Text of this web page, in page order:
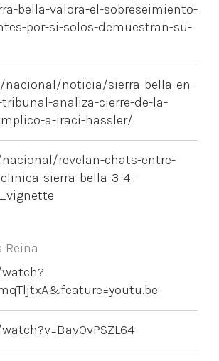
bella-valora-el-sobreseimiento-
por-si-solos-demuestran-su-
nacional/noticia/sierra-bella-en-
analiza-cierre-de-la-
a-iraci-hassler/
revelan-chats-entre-
sierra-bella-3-4-
Reina